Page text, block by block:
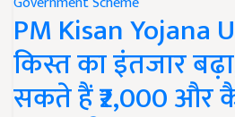
PM Kisan Yojana
किस्त का इंतजार
सकते हैं ₹2,000